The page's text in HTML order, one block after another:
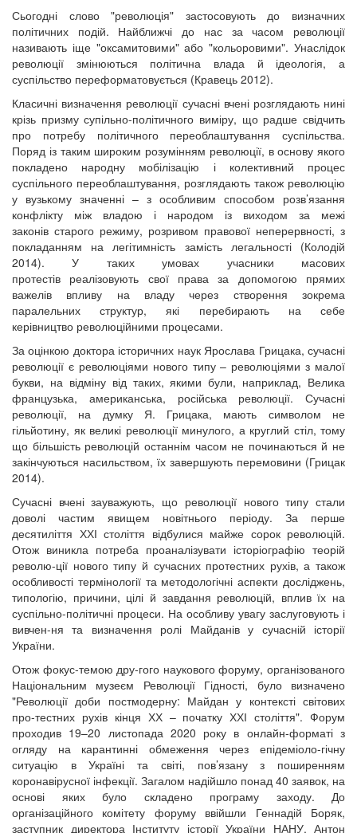
Сьогодні слово "революція" застосовують до визначних
політичних подій. Найближчі до нас за часом революції
називають іще "оксамитовими" або "кольоровими". Унаслідок
революції змінюються політична влада й ідеологія, а
суспільство переформатовується (Кравець 2012).
Класичні визначення революції сучасні вчені розглядають нині
крізь призму супільно-політичного виміру, що радше свідчить
про потребу політичного переоблаштування суспільства.
Поряд із таким широким розумінням революції, в основу якого
покладено народну мобілізацію і колективний процес
суспільного переоблаштування, розглядають також революцію
у вузькому значенні – з особливим способом розв’язання
конфлікту між владою і народом із виходом за межі
законів старого режиму, розривом правової неперервності, з
покладанням на легітимність замість легальності (Колодій
2014). У таких умовах учасники масових
протестів реалізовують свої права за допомогою прямих
важелів впливу на владу через створення зокрема
паралельних структур, які перебирають на себе
керівництво революційними процесами.
За оцінкою доктора історичних наук Ярослава Грицака, сучасні
революції є революціями нового типу – революціями з малої
букви, на відміну від таких, якими були, наприклад, Велика
французька, американська, російська революції. Сучасні
революції, на думку Я. Грицака, мають символом не
гільйотину, як великі революції минулого, а круглий стіл, тому
що більшість революцій останнім часом не починаються й не
закінчуються насильством, їх завершують перемовини (Грицак
2014).
Сучасні вчені зауважують, що революції нового типу стали
доволі частим явищем новітнього періоду. За перше
десятиліття ХХІ століття відбулися майже сорок революцій.
Отож виникла потреба проаналізувати історіографію теорій
револю-ції нового типу й сучасних протестних рухів, а також
особливості термінології та методологічні аспекти досліджень,
типологію, причини, цілі й завдання революцій, вплив їх на
суспільно-політичні процеси. На особливу увагу заслуговують і
вивчен-ня та визначення ролі Майданів у сучасній історії
України.
Отож фокус-темою дру-гого наукового форуму, організованого
Національним музеєм Революції Гідності, було визначено
"Революції доби постмодерну: Майдан у контексті світових
про-тестних рухів кінця ХХ – початку ХХІ століття". Форум
проходив 19–20 листопада 2020 року в онлайн-форматі з
огляду на карантинні обмеження через епідеміоло-гічну
ситуацію в Україні та світі, пов’язану з поширенням
коронавірусної інфекції. Загалом надійшло понад 40 заявок, на
основі яких було складено програму заходу. До
організаційного комітету форуму ввійшли Геннадій Боряк,
заступник директора Інституту історії України НАНУ, Антон